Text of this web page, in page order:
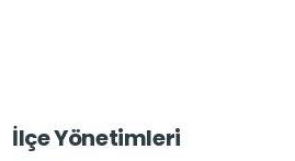
İlçe Yönetimleri